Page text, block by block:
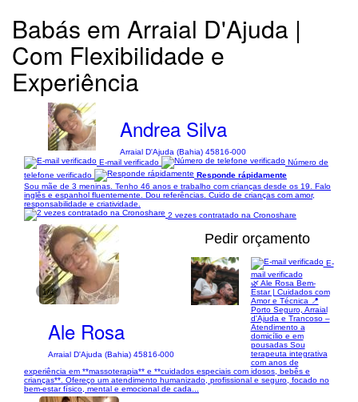
Babás em Arraial D'Ajuda |
Com Flexibilidade e
Experiência
Andrea Silva
Arraial D'Ajuda (Bahia) 45816-000
E-mail verificado
Número de
telefone verificado
Responde rápidamente
Sou mãe de 3 meninas. Tenho 46 anos e trabalho com crianças desde os 19. Falo
inglês e espanhol fluentemente. Dou referências. Cuido de crianças com amor,
responsabilidade e criatividade.
2 vezes contratado na Cronoshare
1/4
Pedir orçamento
Ale Rosa
Arraial D'Ajuda (Bahia) 45816-000
E-
mail verificado
🌿 Ale Rosa Bem-
Estar | Cuidados com
Amor e Técnica 📍
Porto Seguro, Arraial
d'Ajuda e Trancoso –
Atendimento a
domicílio e em
pousadas Sou
terapeuta integrativa
com anos de
experiência em **massoterapia** e **cuidados especiais com idosos, bebês e
crianças**. Ofereço um atendimento humanizado, profissional e seguro, focado no
bem-estar físico, mental e emocional de cada...